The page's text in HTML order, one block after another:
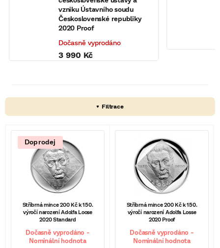
vzniku Ústavního soudu
Československé republiky
2020 Proof
Dočasně vyprodáno
3 990 Kč
V
Doprodej
Stříbrná mince 200 Kč k 150.
výročí narození Adolfa Loose
2020 Standard
Dočasně vyprodáno -
Nominální hodnota
Stříbrná mince 200 Kč k 150.
výročí narození Adolfa Losse
2020 Proof
Dočasně vyprodáno -
Nominální hodnota